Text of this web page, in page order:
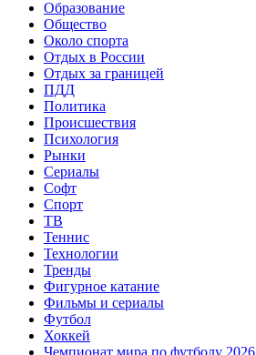
Образование
Общество
Около спорта
Отдых в России
Отдых за границей
ПДД
Политика
Происшествия
Психология
Рынки
Сериалы
Софт
Спорт
ТВ
Теннис
Технологии
Тренды
Фигурное катание
Фильмы и сериалы
Футбол
Хоккей
Чемпионат мира по футболу 2026